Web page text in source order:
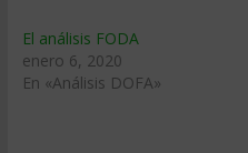
El análisis FODA
enero 6, 2020
En «Análisis DOFA»